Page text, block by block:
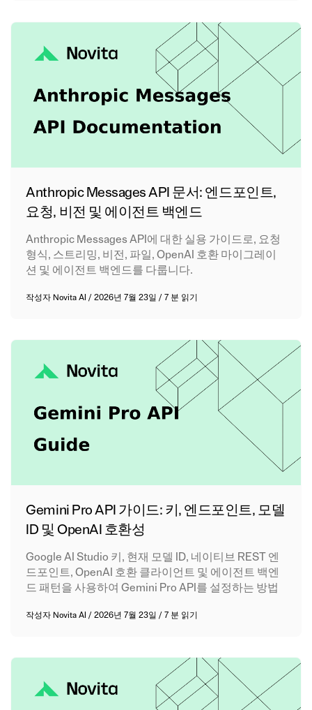
Anthropic Messages API 문서: 엔드포인트,
요청, 비전 및 에이전트 백엔드
Anthropic Messages API에 대한 실용 가이드로, 요청
형식, 스트리밍, 비전, 파일, OpenAI 호환 마이그레이
션 및 에이전트 백엔드를 다룹니다.
작성자 Novita AI /2026년 7월 23일/7 분 읽기
Gemini Pro API 가이드: 키, 엔드포인트, 모델
ID 및 OpenAI 호환성
Google AI Studio 키, 현재 모델 ID, 네이티브 REST 엔
드포인트, OpenAI 호환 클라이언트 및 에이전트 백엔
드 패턴을 사용하여 Gemini Pro API를 설정하는 방법
작성자 Novita AI /2026년 7월 23일/ 7 분 읽기